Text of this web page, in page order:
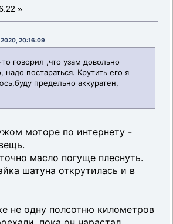
»
20:16:09
говорил ,что узам довольно
надо постараться. Крутить его я
предельно аккуратен,
моторе по интернету -
масло погуще плеснуть.
шатуна открутилась и в
не одну полсотню километров